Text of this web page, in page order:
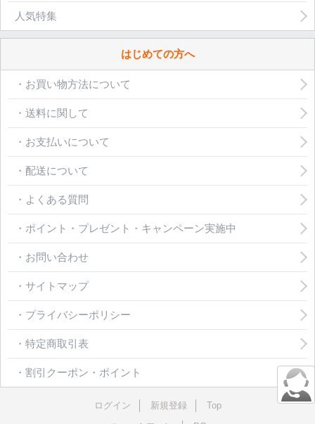
人気特集
はじめての方へ
・お買い物方法について
・送料に関して
・お支払いについて
・配送について
・よくある質問
・ポイント・プレゼント・キャンペーン実施中
・お問い合わせ
・サイトマップ
・プライバシーポリシー
・特定商取引表
・割引クーポン・ポイント
ログイン 新規登録
Top